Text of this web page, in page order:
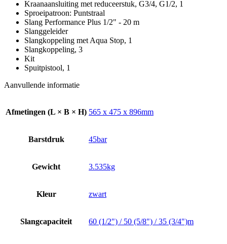
Kraanaansluiting met reduceerstuk, G3/4, G1/2, 1
Sproeipatroon: Puntstraal
Slang Performance Plus 1/2" - 20 m
Slanggeleider
Slangkoppeling met Aqua Stop, 1
Slangkoppeling, 3
Kit
Spuitpistool, 1
Aanvullende informatie
Afmetingen (L × B × H) 565 x 475 x 896mm
Barstdruk 45bar
Gewicht 3.535kg
Kleur zwart
Slangcapaciteit 60 (1/2") / 50 (5/8") / 35 (3/4")m